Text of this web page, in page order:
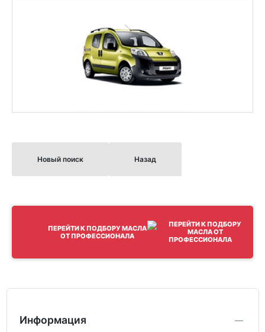
Новый поиск Назад
ПЕРЕЙТИ К ПОДБОРУ МАСЛА
ОТ ПРОФЕССИОНАЛА
Информация